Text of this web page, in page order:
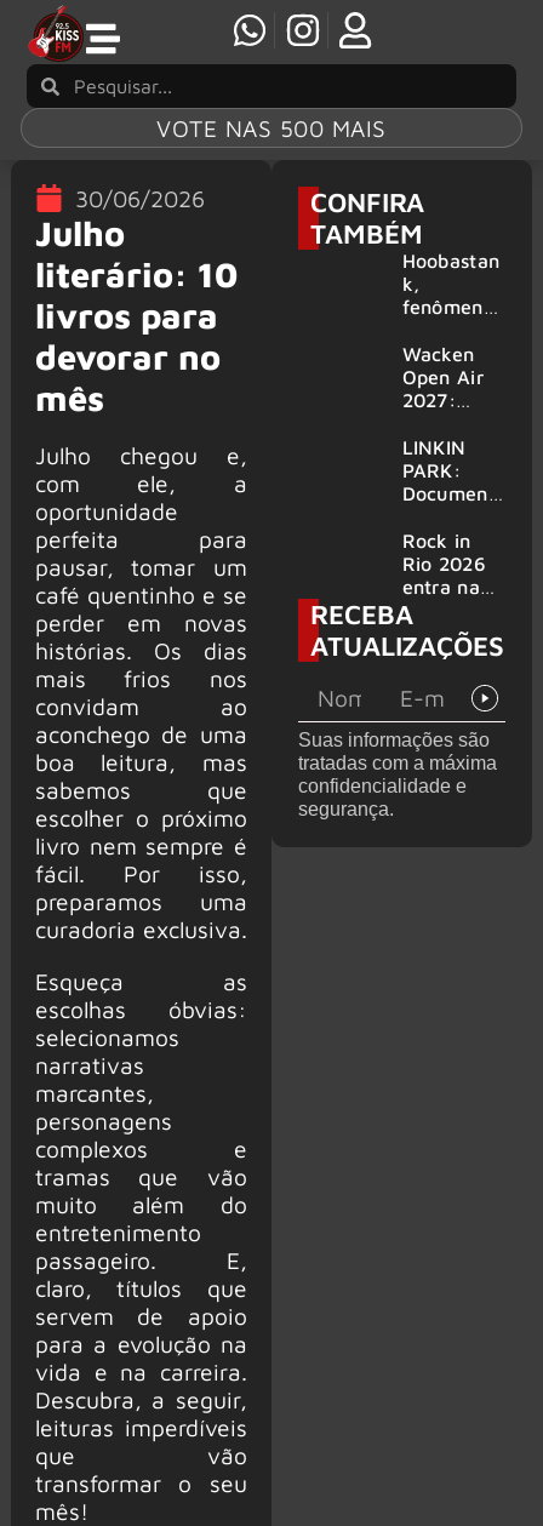
VOTE NAS 500 MAIS
30/06/2026
Julho
literário: 10
livros para
devorar no
mês
Julho chegou e,
com ele, a
oportunidade
perfeita para
pausar, tomar um
café quentinho e se
perder em novas
histórias. Os dias
mais frios nos
convidam ao
aconchego de uma
boa leitura, mas
sabemos que
escolher o próximo
livro nem sempre é
fácil. Por isso,
preparamos uma
curadoria exclusiva.
Esqueça as
escolhas óbvias:
selecionamos
narrativas
marcantes,
personagens
complexos e
tramas que vão
muito além do
entretenimento
passageiro. E,
claro, títulos que
servem de apoio
para a evolução na
vida e na carreira.
Descubra, a seguir,
leituras imperdíveis
que vão
transformar o seu
mês!
CONFIRA
TAMBÉM
Hoobastan
k,
fenômeno
rock anos
2000,
volta ao
6 shows
Wacken
Open Air
2027:
amplia
line-up e
já
mais de 50
bandas
LINKIN
PARK:
Document
‘Unshatter’
e álbum ao
vivo são
anunciados
Rock in
Rio 2026
entra na
reta final
com
Cidade do
montagem
acelerada
e line-up
completo
confirmad
RECEBA
ATUALIZAÇÕES
Suas informações são
tratadas com a máxima
confidencialidade e
segurança.